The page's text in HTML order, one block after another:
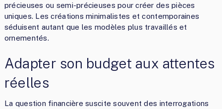
précieuses ou semi-précieuses pour créer des pièces
uniques. Les créations minimalistes et contemporaines
séduisent autant que les modèles plus travaillés et
ornementés.
Adapter son budget aux attentes
réelles
La question financière suscite souvent des interrogations